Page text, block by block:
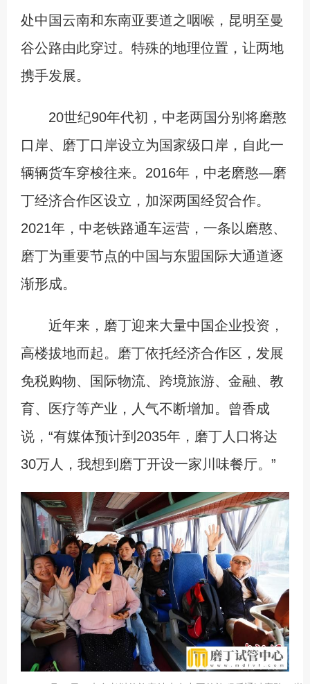
处中国云南和东南亚要道之咽喉，昆明至曼
谷公路由此穿过。特殊的地理位置，让两地
携手发展。
20世纪90年代初，中老两国分别将磨憨
口岸、磨丁口岸设立为国家级口岸，自此一
辆辆货车穿梭往来。2016年，中老磨憨—磨
丁经济合作区设立，加深两国经贸合作。
2021年，中老铁路通车运营，一条以磨憨、
磨丁为重要节点的中国与东盟国际大通道逐
渐形成。
近年来，磨丁迎来大量中国企业投资，
高楼拔地而起。磨丁依托经济合作区，发展
免税购物、国际物流、跨境旅游、金融、教
育、医疗等产业，人气不断增加。曾香成
说，“有媒体预计到2035年，磨丁人口将达
30万人，我想到磨丁开设一家川味餐厅。”